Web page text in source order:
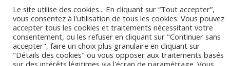
Le site utilise des cookies... En cliquant sur “Tout accepter”,
vous consentez à l'utilisation de tous les cookies. Vous pouvez
accepter tous les cookies et traitements nécessitant votre
consentement, ou les refuser en cliquant sur "Continuer sans
accepter", faire un choix plus granulaire en cliquant sur
"Détails des cookies" ou vous opposer aux traitements basés
sur des intérêts légitimes via l'écran de paramétrage. Vous